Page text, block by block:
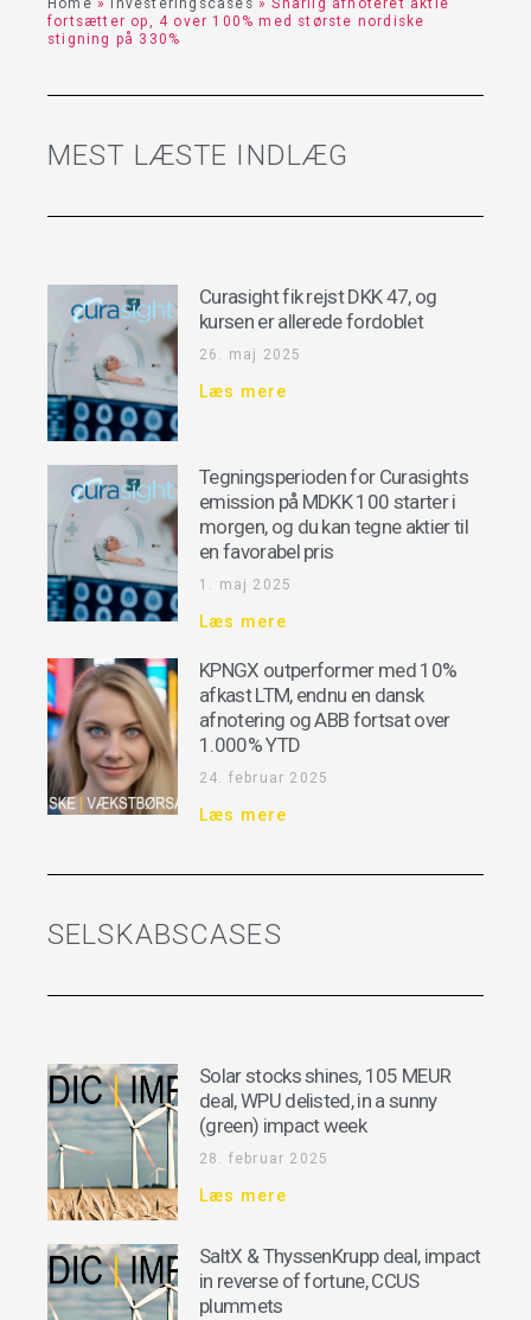
fortsætter op, 4 over 100% med største nordiske
stigning på 330%
MEST LÆSTE INDLÆG
Curasight fik rejst DKK 47, og
kursen er allerede fordoblet
26. maj 2025
Læs mere
Tegningsperioden for Curasights
emission på MDKK 100 starter i
morgen, og du kan tegne aktier til
en favorabel pris
1. maj 2025
Læs mere
KPNGX outperformer med 10%
afkast LTM, endnu en dansk
afnotering og ABB fortsat over
1.000% YTD
24. februar 2025
Læs mere
SELSKABSCASES
Solar stocks shines, 105 MEUR
deal, WPU delisted, in a sunny
(green) impact week
28. februar 2025
Læs mere
SaltX & ThyssenKrupp deal, impact
in reverse of fortune, CCUS
plummets